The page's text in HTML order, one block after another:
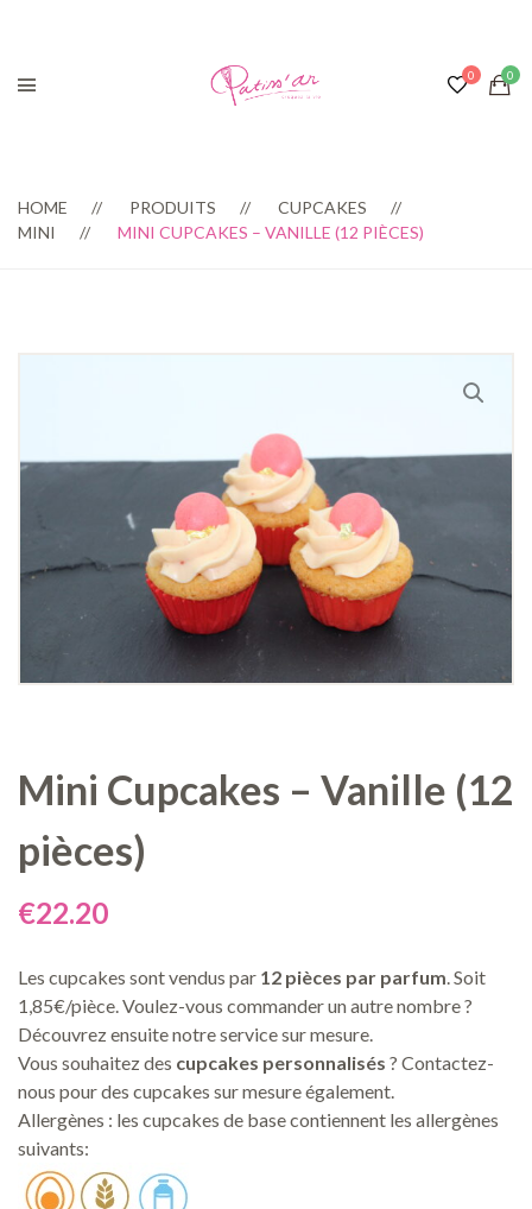
HOME PRODUITS
CUPCAKES
MINI
MINI CUPCAKES – VANILLE (12 PIÈCES)
Mini Cupcakes – Vanille (12
pièces)
€22.20
Les cupcakes sont vendus par 12 pièces par parfum. Soit
1,85€/pièce. Voulez-vous commander un autre nombre ?
Découvrez ensuite notre service sur mesure.
Vous souhaitez des cupcakes personnalisés ? Contactez-
nous pour des cupcakes sur mesure également.
Allergènes : les cupcakes de base contiennent les allergènes
suivants: